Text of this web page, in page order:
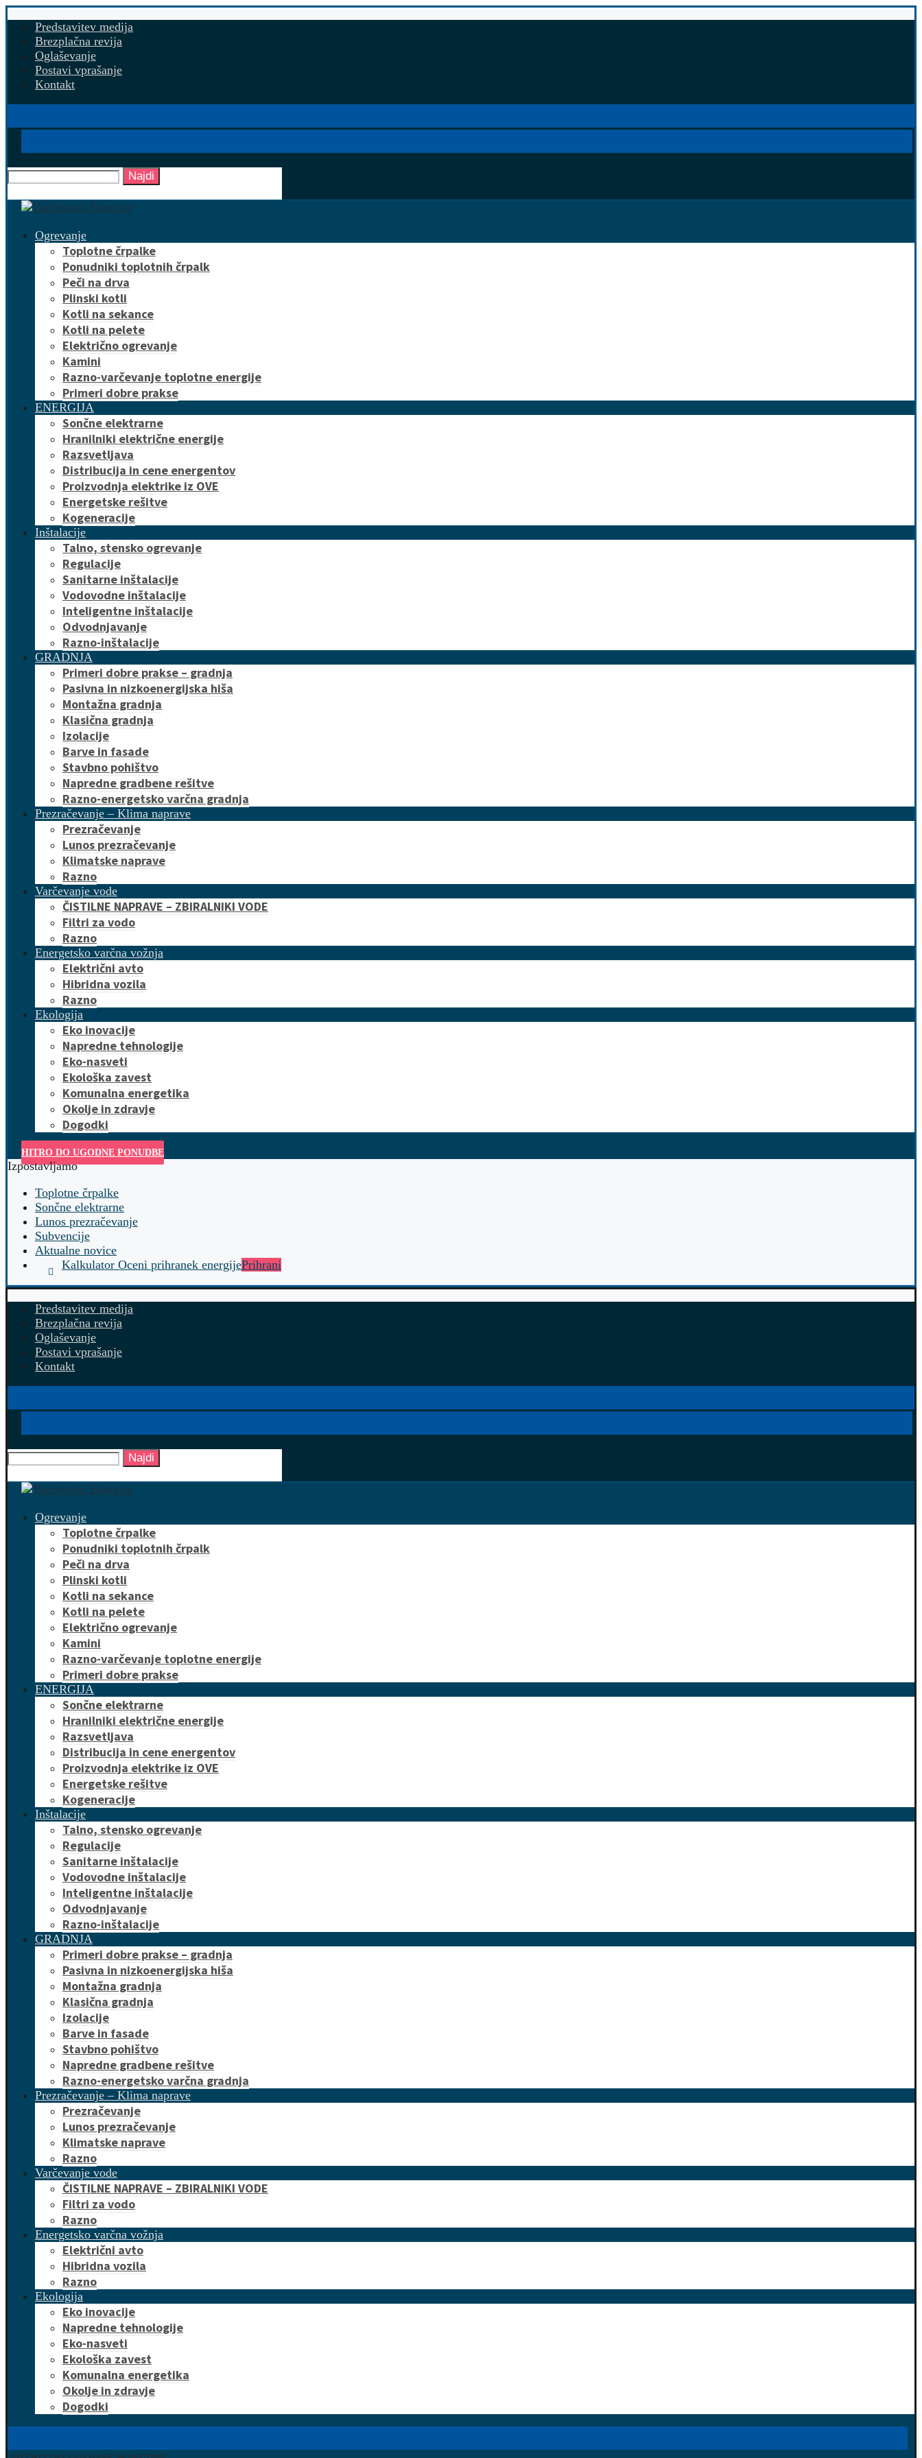
Predstavitev medija
Brezplačna revija
Oglaševanje
Postavi vprašanje
Kontakt
Najdi
Ogrevanje
Toplotne črpalke
Ponudniki toplotnih črpalk
Peči na drva
Plinski kotli
Kotli na sekance
Kotli na pelete
Električno ogrevanje
Kamini
Razno-varčevanje toplotne energije
Primeri dobre prakse
ENERGIJA
Sončne elektrarne
Hranilniki električne energije
Razsvetljava
Distribucija in cene energentov
Proizvodnja elektrike iz OVE
Energetske rešitve
Kogeneracije
Inštalacije
Talno, stensko ogrevanje
Regulacije
Sanitarne inštalacije
Vodovodne inštalacije
Inteligentne inštalacije
Odvodnjavanje
Razno-inštalacije
GRADNJA
Primeri dobre prakse – gradnja
Pasivna in nizkoenergijska hiša
Montažna gradnja
Klasična gradnja
Izolacije
Barve in fasade
Stavbno pohištvo
Napredne gradbene rešitve
Razno-energetsko varčna gradnja
Prezračevanje – Klima naprave
Prezračevanje
Lunos prezračevanje
Klimatske naprave
Razno
Varčevanje vode
ČISTILNE NAPRAVE – ZBIRALNIKI VODE
Filtri za vodo
Razno
Energetsko varčna vožnja
Električni avto
Hibridna vozila
Razno
Ekologija
Eko inovacije
Napredne tehnologije
Eko-nasveti
Ekološka zavest
Komunalna energetika
Okolje in zdravje
Dogodki
HITRO DO UGODNE PONUDBE
Izpostavljamo
Toplotne črpalke
Sončne elektrarne
Lunos prezračevanje
Subvencije
Aktualne novice
Kalkulator Oceni prihranek energijePrihrani
Predstavitev medija
Brezplačna revija
Oglaševanje
Postavi vprašanje
Kontakt
Najdi
Ogrevanje
Toplotne črpalke
Ponudniki toplotnih črpalk
Peči na drva
Plinski kotli
Kotli na sekance
Kotli na pelete
Električno ogrevanje
Kamini
Razno-varčevanje toplotne energije
Primeri dobre prakse
ENERGIJA
Sončne elektrarne
Hranilniki električne energije
Razsvetljava
Distribucija in cene energentov
Proizvodnja elektrike iz OVE
Energetske rešitve
Kogeneracije
Inštalacije
Talno, stensko ogrevanje
Regulacije
Sanitarne inštalacije
Vodovodne inštalacije
Inteligentne inštalacije
Odvodnjavanje
Razno-inštalacije
GRADNJA
Primeri dobre prakse – gradnja
Pasivna in nizkoenergijska hiša
Montažna gradnja
Klasična gradnja
Izolacije
Barve in fasade
Stavbno pohištvo
Napredne gradbene rešitve
Razno-energetsko varčna gradnja
Prezračevanje – Klima naprave
Prezračevanje
Lunos prezračevanje
Klimatske naprave
Razno
Varčevanje vode
ČISTILNE NAPRAVE – ZBIRALNIKI VODE
Filtri za vodo
Razno
Energetsko varčna vožnja
Električni avto
Hibridna vozila
Razno
Ekologija
Eko inovacije
Napredne tehnologije
Eko-nasveti
Ekološka zavest
Komunalna energetika
Okolje in zdravje
Dogodki